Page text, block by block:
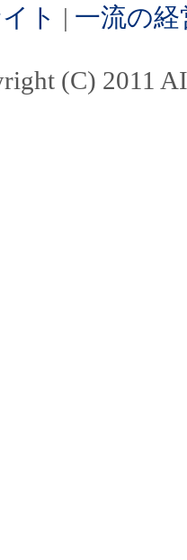
ト | 一流の
(C) 2011